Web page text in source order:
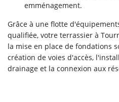
emménagement.
Grâce à une flotte
qualifiée, votre terrassier à
la mise en place de fondations
création de voies d'accès,
drainage et la connexion aux